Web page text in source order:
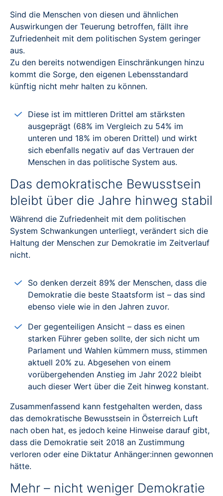
Sind die Menschen von diesen und ähnlichen
Auswirkungen der Teuerung betroffen, fällt ihre
Zufriedenheit mit dem politischen System geringer
aus.
Zu den bereits notwendigen Einschränkungen hinzu
kommt die Sorge, den eigenen Lebensstandard
künftig nicht mehr halten zu können.
Diese ist im mittleren Drittel am stärksten
ausgeprägt (68% im Vergleich zu 54% im
unteren und 18% im oberen Drittel) und wirkt
sich ebenfalls negativ auf das Vertrauen der
Menschen in das politische System aus.
Das demokratische Bewusstsein
bleibt über die Jahre hinweg stabil
Während die Zufriedenheit mit dem politischen
System Schwankungen unterliegt, verändert sich die
Haltung der Menschen zur Demokratie im Zeitverlauf
nicht.
So denken derzeit 89% der Menschen, dass die
Demokratie die beste Staatsform ist – das sind
ebenso viele wie in den Jahren zuvor.
Der gegenteiligen Ansicht – dass es einen
starken Führer geben sollte, der sich nicht um
Parlament und Wahlen kümmern muss, stimmen
aktuell 20% zu. Abgesehen von einem
vorübergehenden Anstieg im Jahr 2022 bleibt
auch dieser Wert über die Zeit hinweg konstant.
Zusammenfassend kann festgehalten werden, dass
das demokratische Bewusstsein in Österreich Luft
nach oben hat, es jedoch keine Hinweise darauf gibt,
dass die Demokratie seit 2018 an Zustimmung
verloren oder eine Diktatur Anhänger:innen gewonnen
hätte.
Mehr – nicht weniger Demokratie